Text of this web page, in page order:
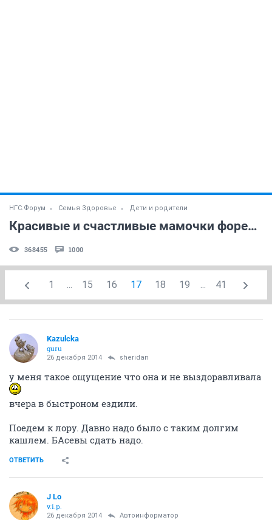
НГС.Форум Семья Здоровье Дети и родители
Красивые и счастливые мамочки форева! )) (часть 42)
368455 1000
1 ... 15 16 17 18 19 ... 41
Kazulcka
guru
26 декабря 2014 sheridan
у меня такое ощущение что она и не выздоравливала
вчера в быстроном ездили.
Поедем к лору. Давно надо было с таким долгим
кашлем. БАсевы сдать надо.
ОТВЕТИТЬ
J Lo
v.i.p.
26 декабря 2014 Автоинформатор